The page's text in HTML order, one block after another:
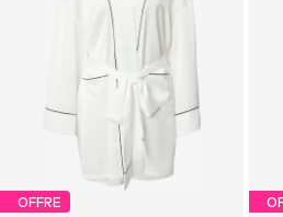
OFFRE